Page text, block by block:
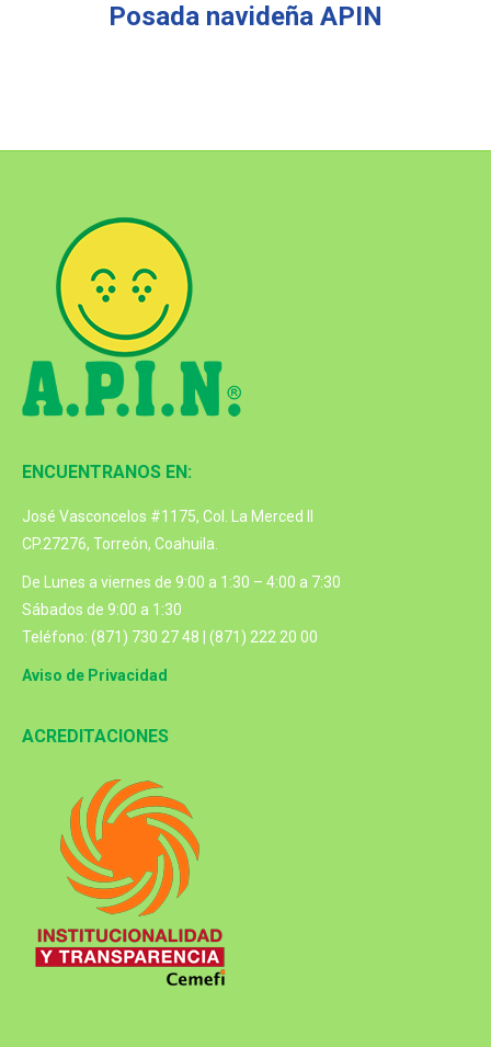
Posada navideña APIN
ENCUENTRANOS EN:
José Vasconcelos #1175, Col. La Merced II
CP.27276, Torreón, Coahuila.
De Lunes a viernes de 9:00 a 1:30 – 4:00 a 7:30
Sábados de 9:00 a 1:30
Teléfono: (871) 730 27 48 | (871) 222 20 00
Aviso de Privacidad
ACREDITACIONES